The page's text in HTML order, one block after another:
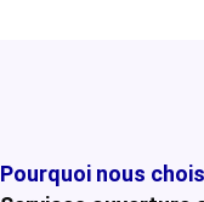
Pourquoi nous